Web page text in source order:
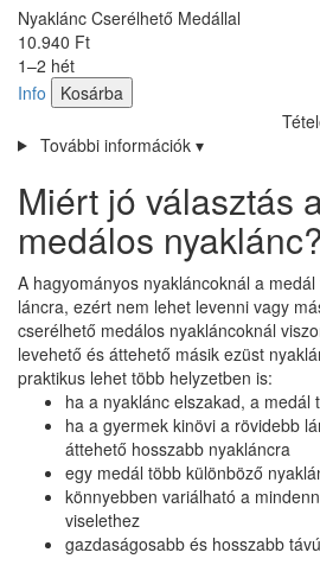
Nyaklánc Cserélhető Medállal
10.940 Ft
1–2 hét
Info
Kosárba
További információk ▾
Miért jó választás
medálos nyaklánc?
A hagyományos nyakláncoknál a
láncra, ezért nem lehet levenni vagy
cserélhető medálos nyakláncoknál
levehető és áttehető másik ezüst
praktikus lehet több helyzetben is:
ha a nyaklánc elszakad, a medál
ha a gyermek kinövi a rövidebb
áttehető hosszabb nyakláncra
egy medál több különböző
könnyebben variálható a
viselethez
gazdaságosabb és hosszabb